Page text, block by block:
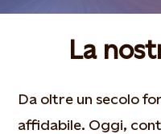
La
Da oltre un secolo
affidabile. Oggi,